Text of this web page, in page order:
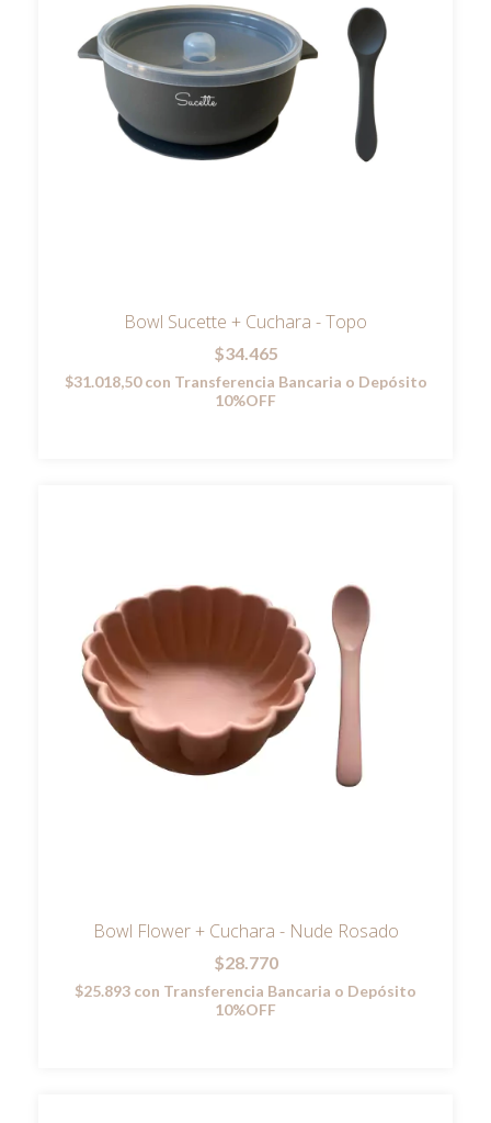
Bowl Sucette + Cuchara - Topo
$34.465
$31.018,50con Transferencia Bancaria o Depósito
10%OFF
Bowl Flower + Cuchara - Nude Rosado
$28.770
$25.893 con Transferencia Bancaria o Depósito
10%OFF